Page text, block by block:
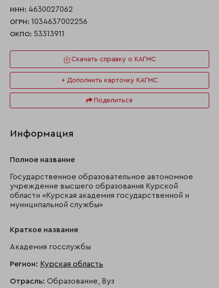
ИНН: 4630027062
ОГРН: 1034637002256
ОКПО: 53313911
Скачать справку о КАГМС
+ Дополнить карточку КАГМС
Поделиться
Информация
Полное название
Государственное образовательное автономное
учреждение высшего образования Курской
области «Курская академия государственной и
муниципальной службы»
Краткое название
Академия госслужбы
Регион: Курская область
Отрасль: Образование, Вуз